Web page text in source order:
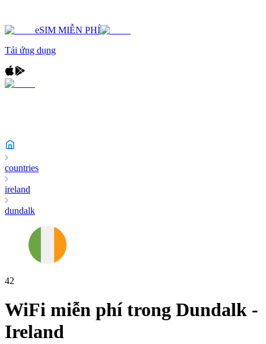
eSIM MIỄN PHÍ
Tải ứng dụng
countries
ireland
dundalk
42
WiFi miễn phí trong Dundalk -
Ireland